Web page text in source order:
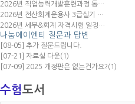
2026년 직업능력개발훈련과정 통…
2026년 전산회계운용사 3급실기 …
2026년 세무&회계 자격시험 일정…
나눔에이엔티 질문과 답변
[08-05] 추가 질문드립니다.
[07-21] 자료실 다운(1)
[07-09] 2025 개정판은 없는건가요?(1)
수험도서